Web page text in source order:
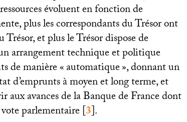
évoluent en fonction de
plus les correspondants du Trésor ont
et plus le Trésor dispose de
arrangement technique et politique
de manière «automatique», donnant un
d’emprunts à moyen et long terme, et
avances de la Banque de France dont
parlementaire[3].